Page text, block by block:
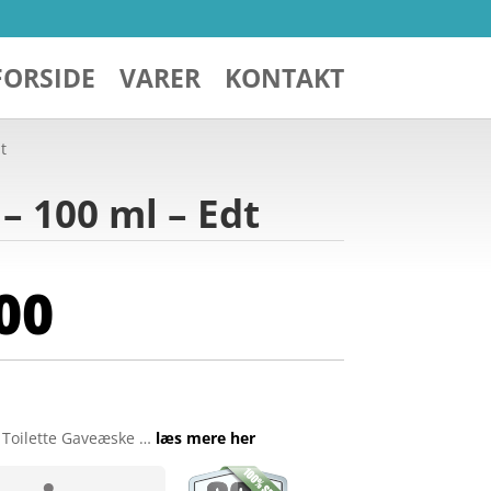
VARER KONTAKT
100 ml – Edt
Gaveæske … læs mere her